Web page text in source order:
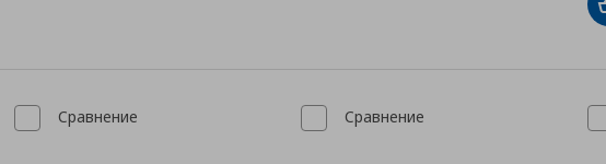
Сравнение Сравнение